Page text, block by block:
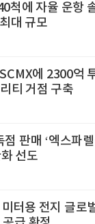
척에 자율 운항
대 규모
에 2300억
티 거점 구축
점 판매 ‘엑스파
선도
터용 전지 글로